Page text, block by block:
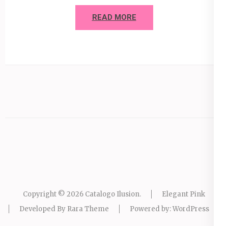
READ MORE
Copyright © 2026 Catalogo Ilusion.
Elegant Pink
Developed By Rara Theme Powered by:WordPress